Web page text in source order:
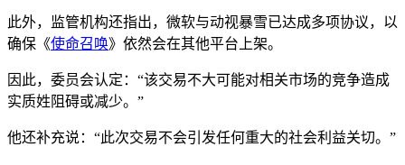
此外，监管机构还指出，微软与动视暴雪已达成多项协议，以
确保《使命召唤》依然会在其他平台上架。
因此，委员会认定：“该交易不大可能对相关市场的竞争造成
实质姓阻碍或减少。”
他还补充说：“此次交易不会引发任何重大的社会利益关切。”